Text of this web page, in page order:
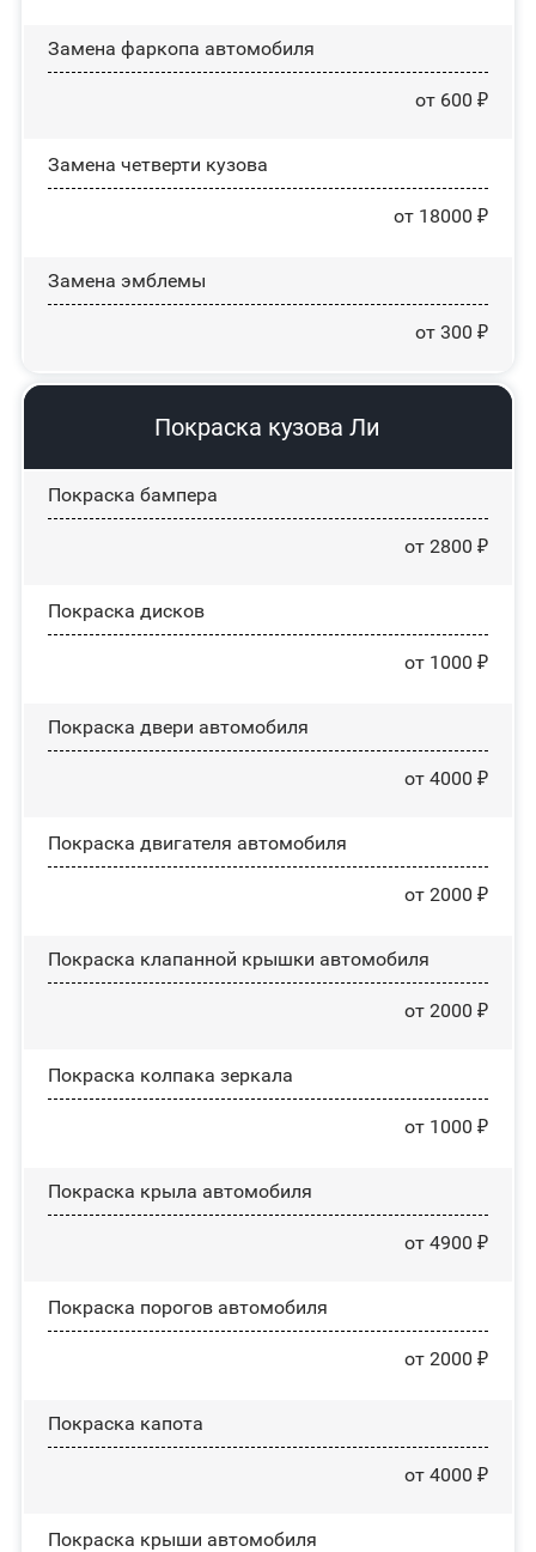
Замена фаркопа автомобиля
от 600 ₽
Замена четверти кузова
от 18000 ₽
Замена эмблемы
от 300 ₽
Покраска кузова Ли
Покраска бампера
от 2800 ₽
Покраска дисков
от 1000 ₽
Покраска двери автомобиля
от 4000 ₽
Покраска двигателя автомобиля
от 2000 ₽
Покраска клапанной крышки автомобиля
от 2000 ₽
Покраска колпака зеркала
от 1000 ₽
Покраска крыла автомобиля
от 4900 ₽
Покраска порогов автомобиля
от 2000 ₽
Покраска капота
от 4000 ₽
Покраска крыши автомобиля